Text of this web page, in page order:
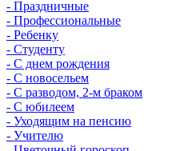
- Праздничные
- Профессиональные
- Ребенку
- Студенту
- С днем рождения
- С новосельем
- С разводом, 2-м браком
- С юбилеем
- Уходящим на пенсию
- Учителю